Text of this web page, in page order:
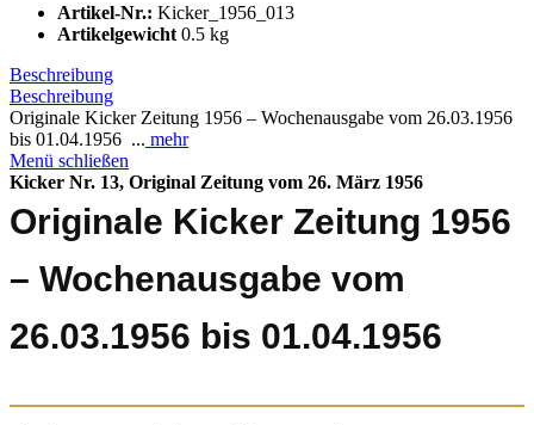
Artikel-Nr.: Kicker_1956_013
Artikelgewicht 0.5 kg
Beschreibung
Beschreibung
Originale Kicker Zeitung 1956 – Wochenausgabe vom 26.03.1956
bis 01.04.1956 ... mehr
Menü schließen
Kicker Nr. 13, Original Zeitung vom 26. März 1956
Originale Kicker Zeitung 1956
– Wochenausgabe vom
26.03.1956 bis 01.04.1956